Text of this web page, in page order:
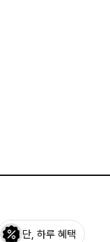
단, 하루 혜택